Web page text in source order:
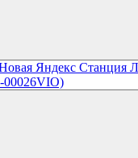
Яндекс Станция
00026VIO)